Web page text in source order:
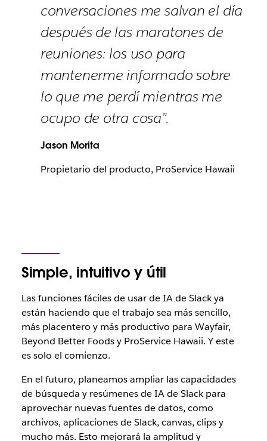
conversaciones me salvan el día
después de las maratones de
reuniones: los uso para
mantenerme informado sobre
lo que me perdí mientras me
ocupo de otra cosa”.
Jason Morita
Propietario del producto, ProService Hawaii
Simple, intuitivo y útil
Las funciones fáciles de usar de IA de Slack ya
están haciendo que el trabajo sea más sencillo,
más placentero y más productivo para Wayfair,
Beyond Better Foods y ProService Hawaii. Y este
es solo el comienzo.
En el futuro, planeamos ampliar las capacidades
de búsqueda y resúmenes de IA de Slack para
aprovechar nuevas fuentes de datos, como
archivos, aplicaciones de Slack, canvas, clips y
mucho más. Esto mejorará la amplitud y